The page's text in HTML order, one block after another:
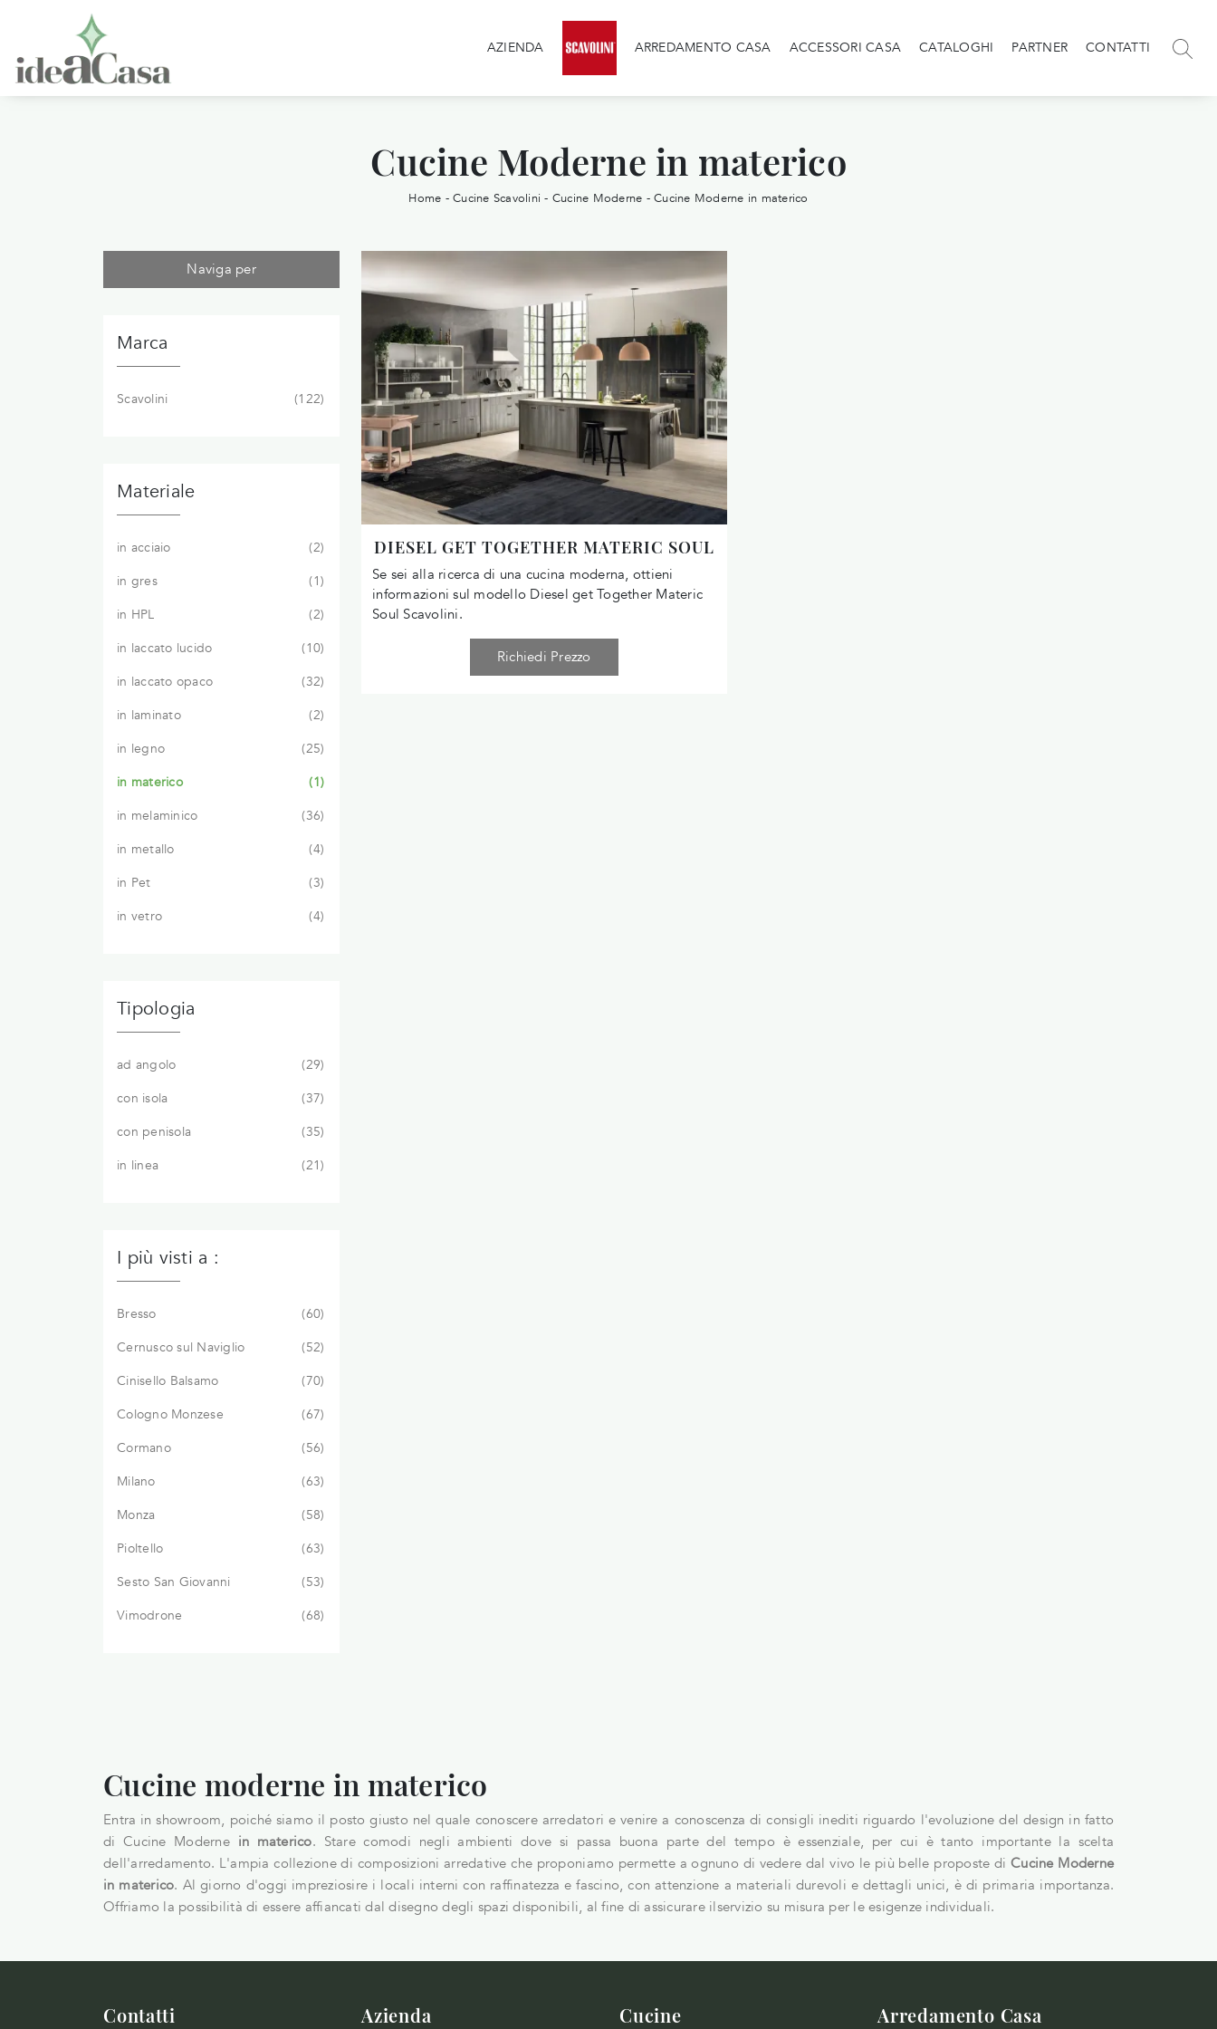
AZIENDA ARREDAMENTO CASA ACCESSORI CASA CATALOGHI PARTNER CONTATTI
Cucine Moderne in materico
Home -Cucine Scavolini - Cucine Moderne -Cucine Moderne in materico
DIESEL GET TOGETHER MATERIC SOUL
Se sei alla ricerca di una cucina moderna, ottieni
informazioni sul modello Diesel get Together Materic
Soul Scavolini.
Richiedi Prezzo
Naviga per
Marca
Scavolini 122
Materiale
in acciaio
2
in gres
1
in HPL
2
in laccato lucido
10
in laccato opaco
32
in laminato
2
in legno
25
in materico
1
in melaminico
36
in metallo
4
in Pet
3
in vetro
4
Tipologia
ad angolo
29
con isola
37
con penisola
35
in linea
21
I più visti a :
Bresso
60
Cernusco sul Naviglio
52
Cinisello Balsamo
70
Cologno Monzese
67
Cormano
56
Milano
63
Monza
58
Pioltello
63
Sesto San Giovanni
53
Vimodrone
68
Cucine moderne in materico
Entra in showroom, poiché siamo il posto giusto nel quale conoscere arredatori e venire a conoscenza di consigli inediti riguardo l'evoluzione del design in fatto
di Cucine Moderne in materico. Stare comodi negli ambienti dove si passa buona parte del tempo è essenziale, per cui è tanto importante la scelta
dell'arredamento. L'ampia collezione di composizioni arredative che proponiamo permette a ognuno di vedere dal vivo le più belle proposte diCucine Moderne
in materico. Al giorno d'oggi impreziosire i locali interni con raffinatezza e fascino, con attenzione a materiali durevoli e dettagli unici, è di primaria importanza.
Offriamo la possibilità di essere affiancati dal disegno degli spazi disponibili, al fine di assicurare ilservizio su misura per le esigenze individuali.
Contatti Azienda Cucine Arredamento Casa